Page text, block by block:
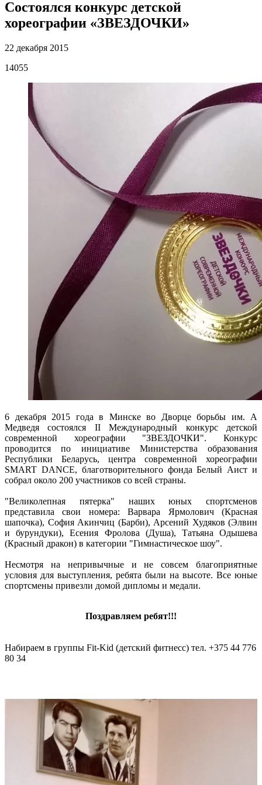
Состоялся конкурс детской
хореографии «ЗВЕЗДОЧКИ»
22 декабря 2015
14055
6 декабря 2015 года в Минске во Дворце борьбы им. А
Медведя состоялся II Международный конкурс детской
современной хореографии "ЗВЕЗДОЧКИ". Конкурс
проводится по инициативе Министерства образования
Республики Беларусь, центра современной хореографии
SMART DANCE, благотворительного фонда Белый Аист и
собрал около 200 участников со всей страны.
"Великолепная пятерка" наших юных спортсменов
представила свои номера: Варвара Ярмолович (Красная
шапочка), София Акинчиц (Барби), Арсений Худяков (Элвин
и бурундуки), Есения Фролова (Душа), Татьяна Одышева
(Красный дракон) в категории "Гимнастическое шоу".
Несмотря на непривычные и не совсем благоприятные
условия для выступления, ребята были на высоте. Все юные
спортсмены привезли домой дипломы и медали.
Поздравляем ребят!!!
Набираем в группы Fit-Kid (детский фитнесс) тел. +375 44 776
80 34